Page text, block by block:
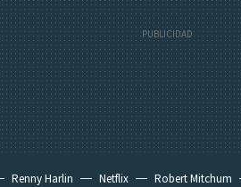
Renny Harlin Netflix Robert Mitchum